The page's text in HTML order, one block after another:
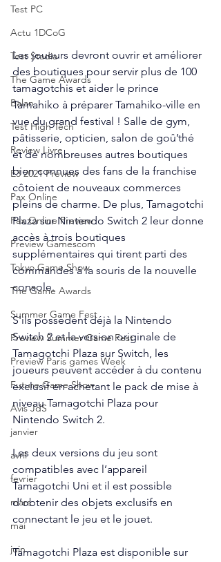
Test PC
Actu 1DCoG
Test Stadia
The Game Awards
Balan
Test High Tech
Review Livre
E3 2021 Preview
Pax Online
Pax Online Preview
Preview Gamescom
Tokyo Game Show
The Game Awards
Summer Game Fest
Preview Summer Game Fest
Preview Paris games Week
Future Game Show
Avis JdS
janvier
avril
fevrier
mars
mai
juin
Les joueurs devront ouvrir et améliorer
des boutiques pour servir plus de 100
tamagotchis et aider le prince
Tamahiko à préparer Tamahiko-ville en
vue du grand festival ! Salle de gym,
pâtisserie, opticien, salon de goû’thé
et de nombreuses autres boutiques
bien connues des fans de la franchise
côtoient de nouveaux commerces
pleins de charme. De plus, Tamagotchi
Plaza sur Nintendo Switch 2 leur donne
accès à trois boutiques
supplémentaires qui tirent parti des
commandes à la souris de la nouvelle
console.
S'ils possèdent déjà la Nintendo
Switch 2 et la version originale de
Tamagotchi Plaza sur Switch, les
joueurs peuvent accéder à du contenu
exclusif en achetant le pack de mise à
niveau Tamagotchi Plaza pour
Nintendo Switch 2.
Les deux versions du jeu sont
compatibles avec l’appareil
Tamagotchi Uni et il est possible
d’obtenir des objets exclusifs en
connectant le jeu et le jouet.
Tamagotchi Plaza est disponible sur